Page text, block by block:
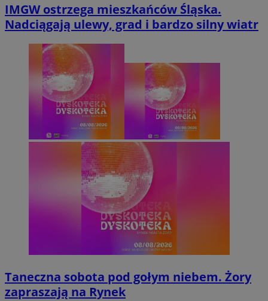
IMGW ostrzega mieszkańców Śląska.
Nadciągają ulewy, grad i bardzo silny wiatr
Taneczna sobota pod gołym niebem. Żory
zapraszają na Rynek